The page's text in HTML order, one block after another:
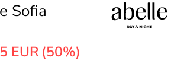
Sofia
EUR (50%)